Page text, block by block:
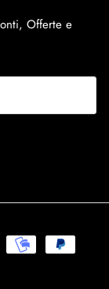
Offerte e